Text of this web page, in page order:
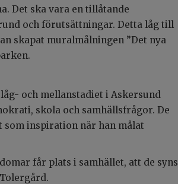
Det ska vara en tillåtande
och förutsättningar. Detta låg till
skapat muralmålningen ”Det nya
och mellanstadiet i Askersund
skola och samhällsfrågor. De
som inspiration när han målat
får plats i samhället, att de syns